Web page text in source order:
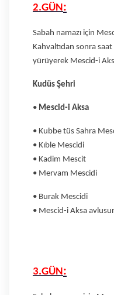
2.GÜN :
Sabah namazı için
Kahvaltıdan sonra
yürüyerek Mescid-i
Kudüs Şehri
• Mescid-i Aksa
• Kubbe tüs Sahra
• Kıble Mescidi
• Kadim Mescit
• Mervam Mescidi
• Burak Mescidi
• Mescid-i Aksa
3.GÜN :